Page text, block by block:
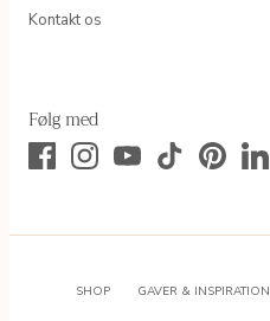
Kontakt os
Følg med
SHOP GAVER & INSPIRATION